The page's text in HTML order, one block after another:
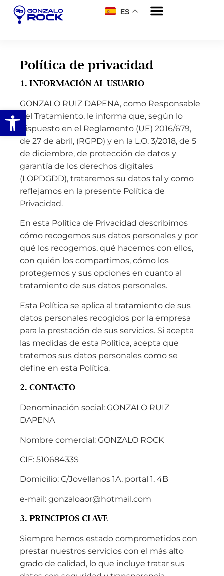
Abrir barra de herramientas
ES
Política de privacidad
1. INFORMACIÓN AL USUARIO
GONZALO RUIZ DAPENA, como Responsable
del Tratamiento, le informa que, según lo
dispuesto en el Reglamento (UE) 2016/679,
de 27 de abril, (RGPD) y en la L.O. 3/2018, de 5
de diciembre, de protección de datos y
garantía de los derechos digitales
(LOPDGDD), trataremos su datos tal y como
reflejamos en la presente Política de
Privacidad.
En esta Política de Privacidad describimos
cómo recogemos sus datos personales y por
qué los recogemos, qué hacemos con ellos,
con quién los compartimos, cómo los
protegemos y sus opciones en cuanto al
tratamiento de sus datos personales.
Esta Política se aplica al tratamiento de sus
datos personales recogidos por la empresa
para la prestación de sus servicios. Si acepta
las medidas de esta Política, acepta que
tratemos sus datos personales como se
define en esta Política.
2. CONTACTO
Denominación social: GONZALO RUIZ
DAPENA
Nombre comercial: GONZALO ROCK
CIF: 51068433S
Domicilio: C/Jovellanos 1A, portal 1, 4B
e-mail: gonzaloaor@hotmail.com
3. PRINCIPIOS CLAVE
Siempre hemos estado comprometidos con
prestar nuestros servicios con el más alto
grado de calidad, lo que incluye tratar sus